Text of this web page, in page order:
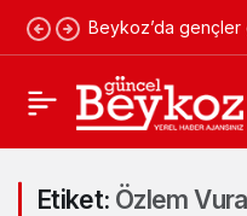
Beykoz’da
Etiket: Özlem